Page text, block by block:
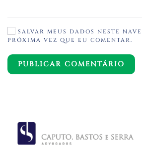
SALVAR MEUS DADOS NESTE
PRÓXIMA VEZ QUE EU COMENTAR.
PUBLICAR COMENTÁRIO